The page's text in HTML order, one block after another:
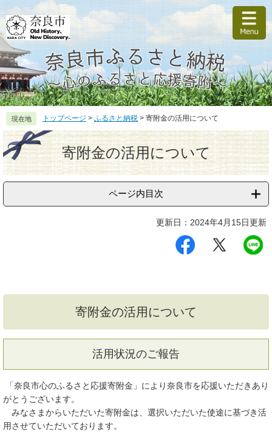
ー
ジ
の
先
頭
で
す
。
ニ
ュ
ー
を
飛
ば
し
て
文
へ
現在地 トップページ > ふるさと納税 > 寄附金の活用について
本
文
寄附金の活用について
ページ内目次
更新日：2024年4月15日更新
る
寄附金の活用について
活用状況のご報告
「奈良市心のふるさと応援寄附金」により奈良市を応援いただきあり
がとうございます。
みなさまからいただいた寄附金は、選択いただいた使途に基づき活
用させていただいております。